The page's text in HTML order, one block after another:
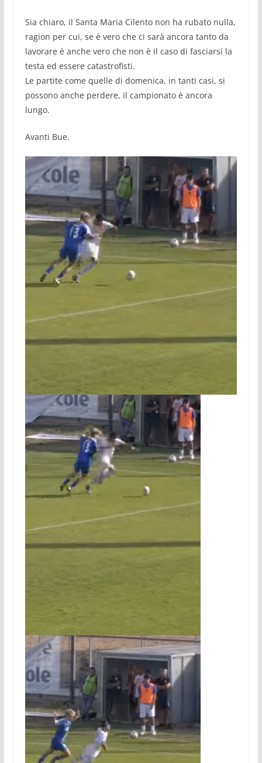
Sia chiaro, il Santa Maria Cilento non ha rubato nulla,
ragion per cui, se è vero che ci sarà ancora tanto da
lavorare è anche vero che non è il caso di fasciarsi la
testa ed essere catastrofisti.
Le partite come quelle di domenica, in tanti casi, si
possono anche perdere, il campionato è ancora
lungo.
Avanti Bue.